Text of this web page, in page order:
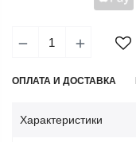
ОПЛАТА И ДОСТАВКА
Характеристики